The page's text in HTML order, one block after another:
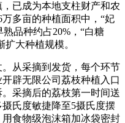
已成为本地支柱财产和农
多亩的种植面积中，“妃
熟品种约占20%，“白糖
扩大种植规模。
从采摘到发货，每个环节
辟无限公司荔枝种植入口
采摘后的荔枝第一时间送
氏度敏捷降至5摄氏度摆
食物级泡沫箱加冰袋密封